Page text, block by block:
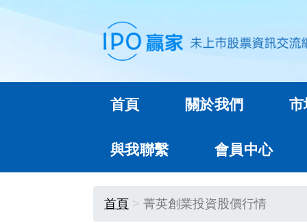
首頁 關於我們 市
與我聯繫 會員中心
首頁 菁英創業投資股價行情